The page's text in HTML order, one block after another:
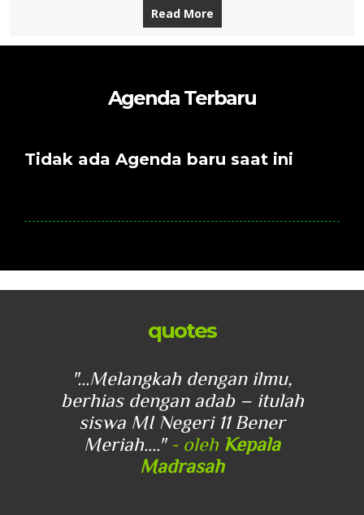
Read More
Agenda Terbaru
Tidak ada Agenda baru saat ini
quotes
"...Melangkah dengan ilmu,
berhias dengan adab – itulah
siswa MI Negeri 11 Bener
Meriah...." - oleh Kepala
Madrasah